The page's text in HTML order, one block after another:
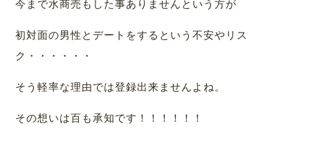
今まで水商売もした事ありませんという方が
初対面の男性とデートをするという不安やリス
ク・・・・・・
そう軽率な理由では登録出来ませんよね。
その想いは百も承知です！！！！！！